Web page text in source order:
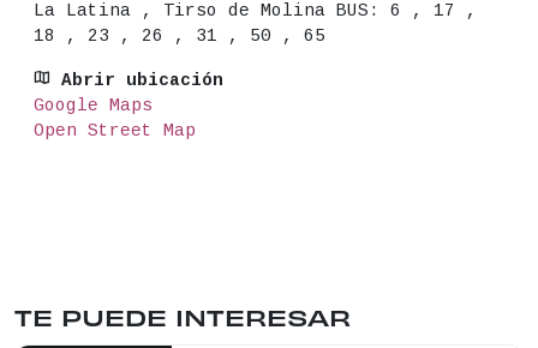
La Latina , Tirso de Molina BUS: 6 , 17 ,
18 , 23 , 26 , 31 , 50 , 65
Abrir ubicación
Google Maps
Open Street Map
TE PUEDE INTERESAR